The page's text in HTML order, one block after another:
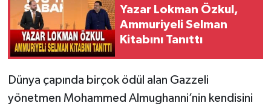
Yazar Lokman Özkul,
Ammuriyeli Selman
Kitabını Tanıttı
Dünya çapında birçok ödül alan Gazzeli
yönetmen Mohammed Almughanni’nin kendisini